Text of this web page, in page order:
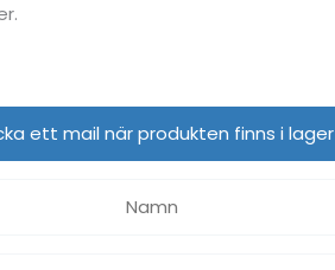
ett mail när produkten finns i lager